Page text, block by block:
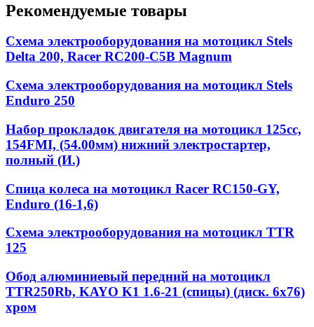
Рекомендуемые товары
Схема электрооборудования на мотоцикл Stels
Delta 200, Racer RC200-C5B Magnum
Схема электрооборудования на мотоцикл Stels
Enduro 250
Набор прокладок двигателя на мотоцикл 125cc,
154FMI, (54.00мм) нижний электростартер,
полный (И.)
Спица колеса на мотоцикл Racer RC150-GY,
Enduro (16-1,6)
Схема электрооборудования на мотоцикл TTR
125
Обод алюминиевый передний на мотоцикл
TTR250Rb, KAYO K1 1.6-21 (спицы) (диск. 6x76)
хром